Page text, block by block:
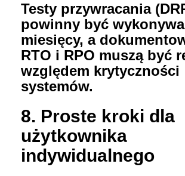
Testy przywracania
powinny być
miesięcy, a
RTO i RPO muszą być
względem krytyczności
systemów.
8. Proste kroki dla
użytkownika
indywidualnego